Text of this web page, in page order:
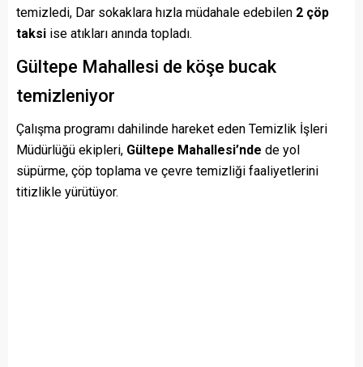
temizledi, Dar sokaklara hızla müdahale edebilen 2 çöp
taksi ise atıkları anında topladı.
Gültepe Mahallesi de köşe bucak
temizleniyor
Çalışma programı dahilinde hareket eden Temizlik İşleri
Müdürlüğü ekipleri, Gültepe Mahallesi’nde de yol
süpürme, çöp toplama ve çevre temizliği faaliyetlerini
titizlikle yürütüyor.